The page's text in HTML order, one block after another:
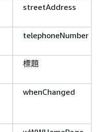
streetAddress
telephoneNumber
標題
whenChanged